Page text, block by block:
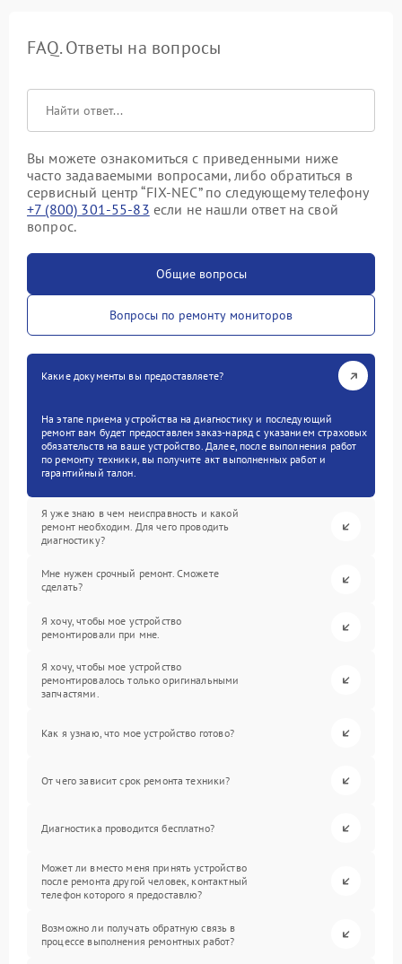
FAQ. Ответы на вопросы
Вы можете ознакомиться с приведенными ниже
часто задаваемыми вопросами, либо обратиться в
сервисный центр “FIX-NEC” по следующему телефону
+7 (800) 301-55-83 если не нашли ответ на свой
вопрос.
Общие вопросы
Вопросы по ремонту мониторов
Какие документы вы предоставляете?
На этапе приема устройства на диагностику и последующий
ремонт вам будет предоставлен заказ-наряд с указанием страховых
обязательств на ваше устройство. Далее, после выполнения работ
по ремонту техники, вы получите акт выполненных работ и
гарантийный талон.
Я уже знаю в чем неисправность и какой
ремонт необходим. Для чего проводить
диагностику?
Мне нужен срочный ремонт. Сможете
сделать?
Я хочу, чтобы мое устройство
ремонтировали при мне.
Я хочу, чтобы мое устройство
ремонтировалось только оригинальными
запчастями.
Как я узнаю, что мое устройство готово?
От чего зависит срок ремонта техники?
Диагностика проводится бесплатно?
Может ли вместо меня принять устройство
после ремонта другой человек, контактный
телефон которого я предоставлю?
Возможно ли получать обратную связь в
процессе выполнения ремонтных работ?